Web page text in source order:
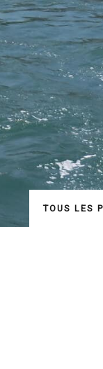
TOUS LES